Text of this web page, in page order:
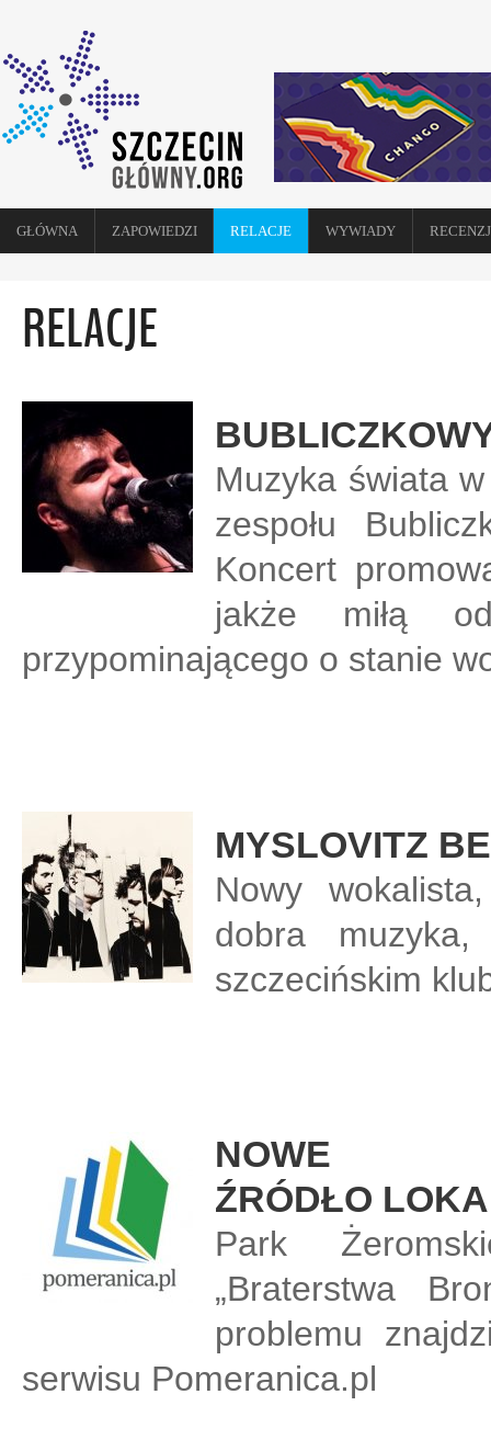
GŁÓWNA ZAPOWIEDZI RELACJE WYWIADY
RELACJE
Muzyka świata
zespołu
Koncert
jakże miłą
przypominającego o stanie
MYSLOVITZ
Nowy
dobra
szczecińskim
NOWE
ŹRÓDŁO
Park
„Braterstwa
problemu
serwisu Pomeranica.pl